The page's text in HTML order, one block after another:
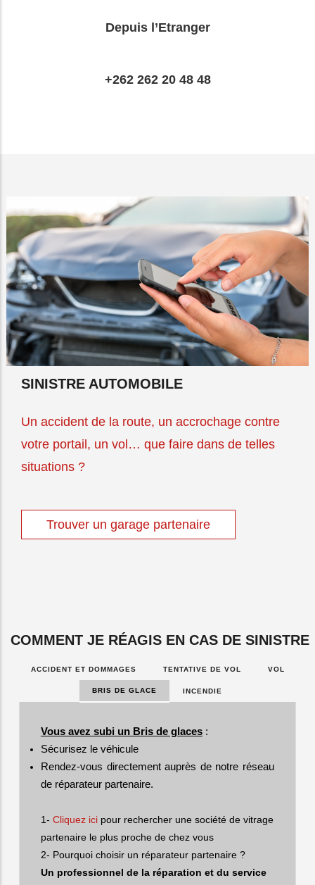
Depuis l’Etranger
+262 262 20 48 48
SINISTRE AUTOMOBILE
Un accident de la route, un accrochage contre
votre portail, un vol… que faire dans de telles
situations ?
Trouver un garage partenaire
COMMENT JE RÉAGIS EN CAS DE SINISTRE
ACCIDENT ET DOMMAGES TENTATIVE DE VOL VOL
BRIS DE GLACE INCENDIE
Vous avez subi un Bris de glaces:
Sécurisez le véhicule
Rendez-vous directement auprès de notre réseau
de réparateur partenaire.
1- Cliquez icipour rechercher une société de vitrage
partenaire le plus proche de chez vous
2- Pourquoi choisir un réparateur partenaire ?
Un professionnel de la réparation et du service